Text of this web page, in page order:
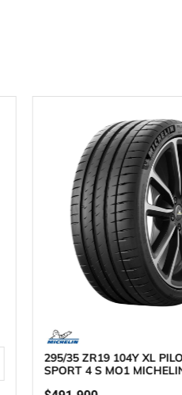
295/35 ZR19 104Y XL
SPORT 4 S MO1